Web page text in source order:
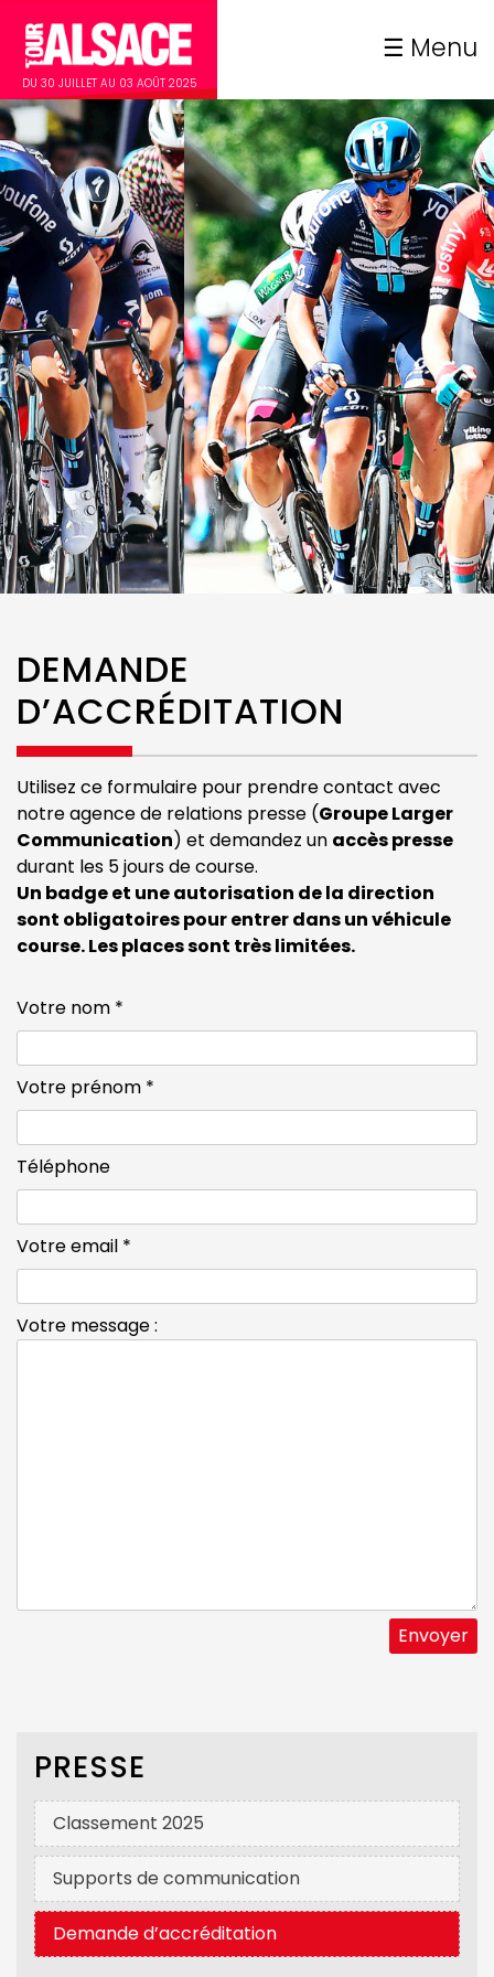
DU 30 JUILLET AU 03 AOÛT 2025
Menu
DEMANDE
D’ACCRÉDITATION
Utilisez ce formulaire pour prendre contact avec
notre agence de relations presse (Groupe Larger
Communication) et demandez un accès presse
durant les 5 jours de course.
Un badge et une autorisation de la direction
sont obligatoires pour entrer dans un véhicule
course. Les places sont très limitées.
Votre nom *
Votre prénom *
Téléphone
Votre email *
Votre message :
PRESSE
Classement 2025
Supports de communication
Demande d’accréditation